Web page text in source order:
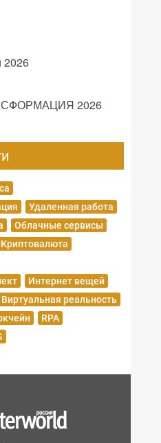
2026
2026
Удаленная работа
Облачные сервисы
Криптовалюта
Интернет вещей
Виртуальная реальность
RPA